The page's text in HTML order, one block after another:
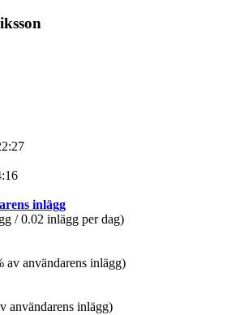
inlägg
/ 0.02 inlägg per dag)
av användarens inlägg)
användarens inlägg)